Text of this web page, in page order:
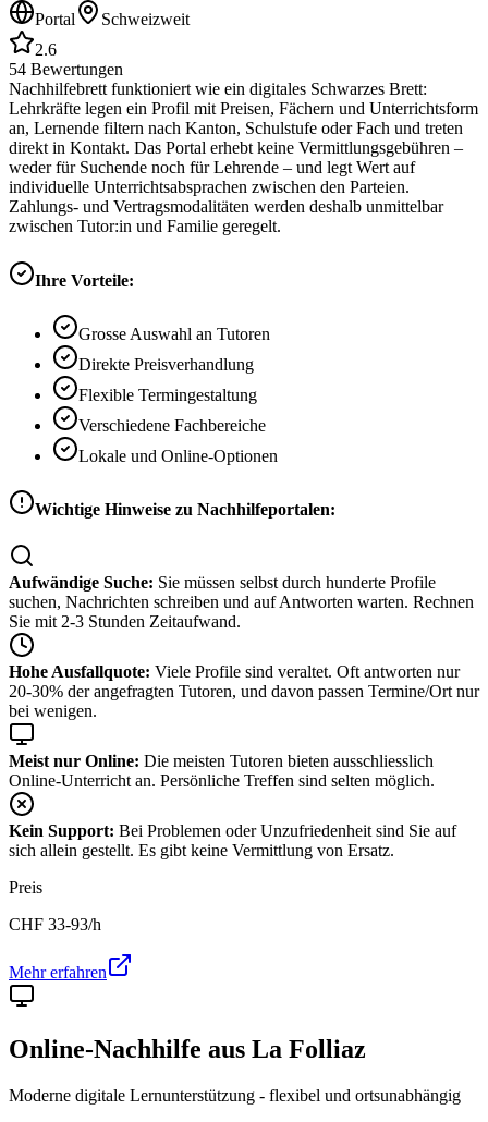
Portal
Schweizweit
2.6
54 Bewertungen
Nachhilfebrett funktioniert wie ein digitales Schwarzes Brett:
Lehrkräfte legen ein Profil mit Preisen, Fächern und Unterrichtsform
an, Lernende filtern nach Kanton, Schulstufe oder Fach und treten
direkt in Kontakt. Das Portal erhebt keine Vermittlungsgebühren –
weder für Suchende noch für Lehrende – und legt Wert auf
individuelle Unterrichtsabsprachen zwischen den Parteien.
Zahlungs- und Vertragsmodalitäten werden deshalb unmittelbar
zwischen Tutor:in und Familie geregelt.
Ihre Vorteile:
Grosse Auswahl an Tutoren
Direkte Preisverhandlung
Flexible Termingestaltung
Verschiedene Fachbereiche
Lokale und Online-Optionen
Wichtige Hinweise zu Nachhilfeportalen:
Aufwändige Suche: Sie müssen selbst durch hunderte Profile
suchen, Nachrichten schreiben und auf Antworten warten. Rechnen
Sie mit 2-3 Stunden Zeitaufwand.
Hohe Ausfallquote: Viele Profile sind veraltet. Oft antworten nur
20-30% der angefragten Tutoren, und davon passen Termine/Ort nur
bei wenigen.
Meist nur Online: Die meisten Tutoren bieten ausschliesslich
Online-Unterricht an. Persönliche Treffen sind selten möglich.
Kein Support: Bei Problemen oder Unzufriedenheit sind Sie auf
sich allein gestellt. Es gibt keine Vermittlung von Ersatz.
Preis
CHF 33-93/h
Mehr erfahren
Online-Nachhilfe aus La Folliaz
Moderne digitale Lernunterstützung - flexibel und ortsunabhängig